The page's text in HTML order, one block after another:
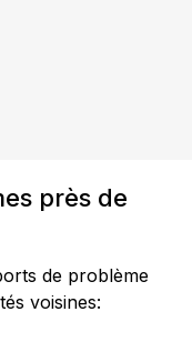
près de
de problème
voisines: